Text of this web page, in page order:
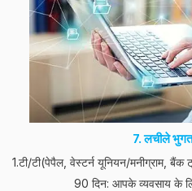
7. लचीले
1.टी/टी(पेपैल, वेस्टर्न यूनियन/मनीग्राम,
90 दिन: आपके व्यवसाय के